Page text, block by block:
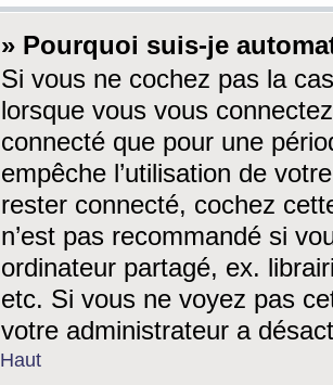
» Pourquoi suis-je
Si vous ne cochez pas la
lorsque vous vous
connecté que pour une
empêche l’utilisation de
rester connecté, cochez
n’est pas recommandé si
ordinateur partagé, ex.
etc. Si vous ne voyez pas
votre administrateur a
Haut